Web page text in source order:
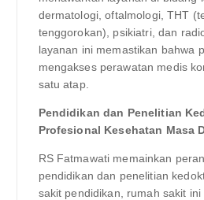
dermatologi, oftalmologi, THT
tenggorokan), psikiatri, dan
layanan ini memastikan bahwa
mengakses perawatan medis
satu atap.
Pendidikan dan Penelitian
Profesional Kesehatan Masa
RS Fatmawati memainkan
pendidikan dan penelitian
sakit pendidikan, rumah sakit